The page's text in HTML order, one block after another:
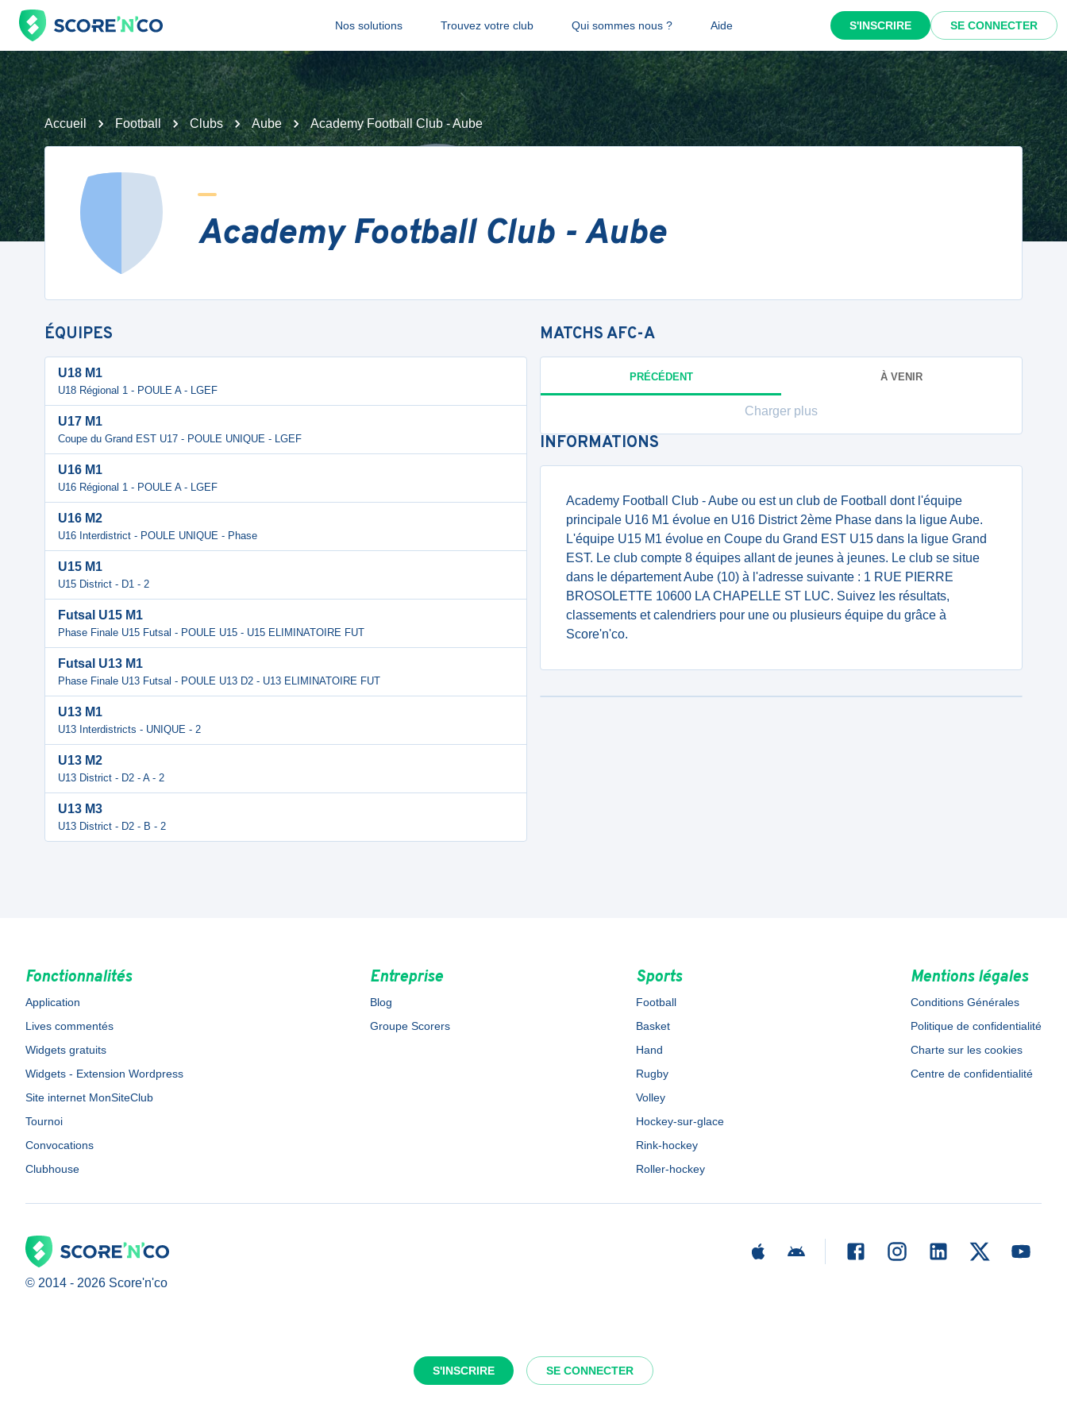
Nos solutions Trouvez votre club Qui sommes nous ? Aide S'INSCRIRE SE CONNECTER
S'INSCRIRE SE CONNECTER
Accueil Football Clubs Aube Academy Football Club - Aube
Academy Football Club - Aube
ÉQUIPES
U18 M1
U18 Régional 1 - POULE A - LGEF
U17 M1
Coupe du Grand EST U17 - POULE UNIQUE - LGEF
U16 M1
U16 Régional 1 - POULE A - LGEF
U16 M2
U16 Interdistrict - POULE UNIQUE - Phase
U15 M1
U15 District - D1 - 2
Futsal U15 M1
Phase Finale U15 Futsal - POULE U15 - U15 ELIMINATOIRE FUT
Futsal U13 M1
Phase Finale U13 Futsal - POULE U13 D2 - U13 ELIMINATOIRE FUT
U13 M1
U13 Interdistricts - UNIQUE - 2
U13 M2
U13 District - D2 - A - 2
U13 M3
U13 District - D2 - B - 2
MATCHSAFC-A
PRÉCÉDENT À VENIR
Charger plus
INFORMATIONS
Academy Football Club - Aube ou est un club de Football dont l'équipe
principale U16 M1 évolue en U16 District 2ème Phase dans la ligue Aube.
L'équipe U15 M1 évolue en Coupe du Grand EST U15 dans la ligue Grand
EST. Le club compte 8 équipes allant de jeunes à jeunes. Le club se situe
dans le département Aube (10) à l'adresse suivante : 1 RUE PIERRE
BROSOLETTE 10600 LA CHAPELLE ST LUC. Suivez les résultats,
classements et calendriers pour une ou plusieurs équipe du grâce à
Score'n'co.
Fonctionnalités
Application
Lives commentés
Widgets gratuits
Widgets - Extension Wordpress
Site internet MonSiteClub
Tournoi
Convocations
Clubhouse
Entreprise
Blog
Groupe Scorers
Sports
Football
Basket
Hand
Rugby
Volley
Hockey-sur-glace
Rink-hockey
Roller-hockey
Mentions légales
Conditions Générales
Politique de confidentialité
Charte sur les cookies
Centre de confidentialité
© 2014 - 2026 Score'n'co